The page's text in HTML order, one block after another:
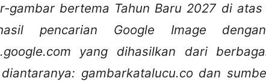
gambar bertema Tahun Baru 2027 di
pencarian Google Image
yang dihasilkan dari
gambarkatalucu.co dan